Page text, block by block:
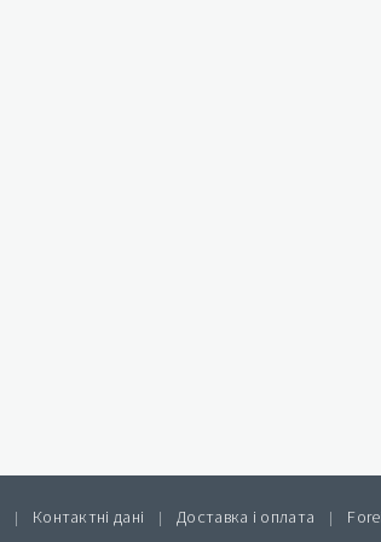
| Контактні дані | Доставка і оплата |